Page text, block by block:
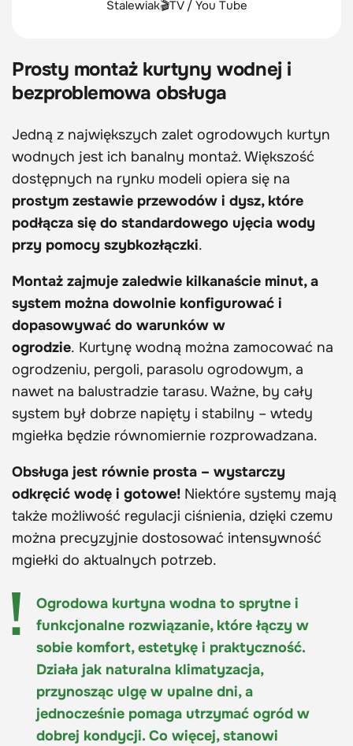
Stalewiak🎬TV / You Tube
Prosty montaż kurtyny wodnej i
bezproblemowa obsługa
Jedną z największych zalet ogrodowych kurtyn
wodnych jest ich banalny montaż. Większość
dostępnych na rynku modeli opiera się na
prostym zestawie przewodów i dysz, które
podłącza się do standardowego ujęcia wody
przy pomocy szybkozłączki.
Montaż zajmuje zaledwie kilkanaście minut, a
system można dowolnie konfigurować i
dopasowywać do warunków w
ogrodzie. Kurtynę wodną można zamocować na
ogrodzeniu, pergoli, parasolu ogrodowym, a
nawet na balustradzie tarasu. Ważne, by cały
system był dobrze napięty i stabilny – wtedy
mgiełka będzie równomiernie rozprowadzana.
Obsługa jest równie prosta – wystarczy
odkręcić wodę i gotowe! Niektóre systemy mają
także możliwość regulacji ciśnienia, dzięki czemu
można precyzyjnie dostosować intensywność
mgiełki do aktualnych potrzeb.
Ogrodowa kurtyna wodna to sprytne i
funkcjonalne rozwiązanie, które łączy w
sobie komfort, estetykę i praktyczność.
Działa jak naturalna klimatyzacja,
przynosząc ulgę w upalne dni, a
jednocześnie pomaga utrzymać ogród w
dobrej kondycji. Co więcej, stanowi